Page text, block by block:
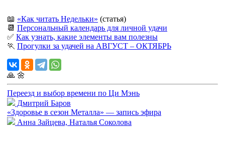
📖 «Как читать Недельки» (статья)
📆 Персональный календарь для личной удачи
✅ Как узнать, какие элементы вам полезны
🏃 Прогулки за удачей на АВГУСТ – ОКТЯБРЬ
🙏 🌼
Переезд и выбор времени по Ци Мэнь
Дмитрий Баров
«Здоровье в сезон Металла» — запись эфира
Анна Зайцева, Наталья Соколова